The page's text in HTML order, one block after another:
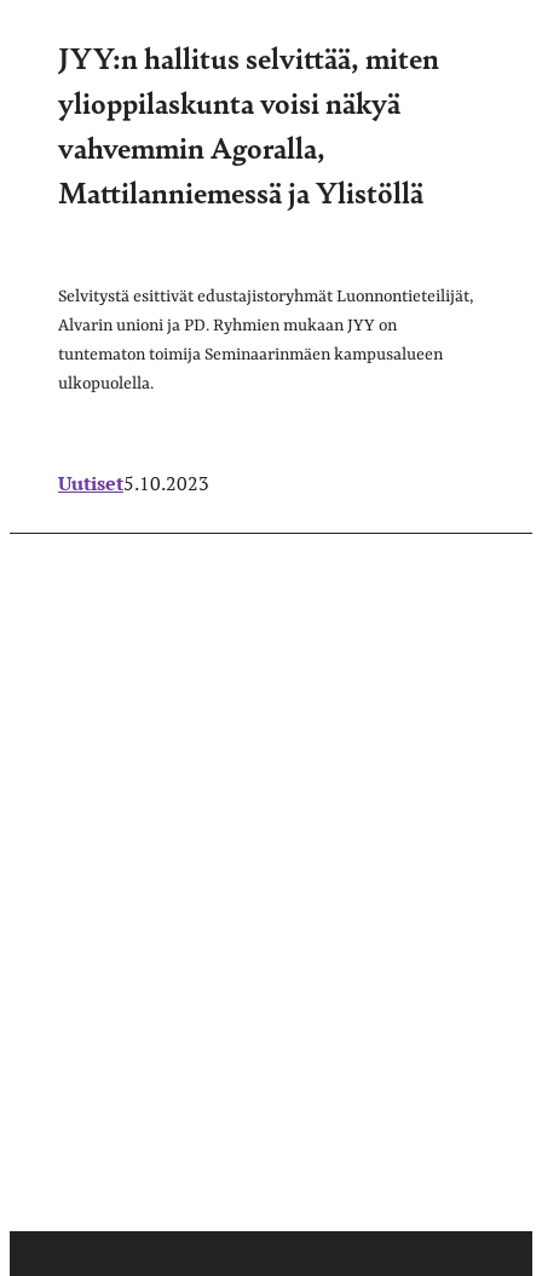
JYY:n hallitus selvittää, miten
ylioppilaskunta voisi näkyä
vahvemmin Agoralla,
Mattilanniemessä ja Ylistöllä
Selvitystä esittivät edustajistoryhmät Luonnontieteilijät,
Alvarin unioni ja PD. Ryhmien mukaan JYY on
tuntematon toimija Seminaarinmäen kampusalueen
ulkopuolella.
Uutiset5.10.2023